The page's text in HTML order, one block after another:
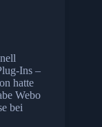
Ins –
hatte
Webo
bei